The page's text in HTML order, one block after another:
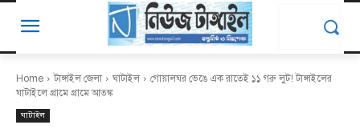
Home টাঙ্গাইল জেলা ঘাটাইল
গোয়ালঘর ভেঙে এক রাতেই ১১ গরু লুট! টাঙ্গাইলের
ঘাটাইলে গ্রামে গ্রামে আতঙ্ক
ঘাটাইল